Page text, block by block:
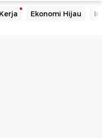
Ekonomi Hijau